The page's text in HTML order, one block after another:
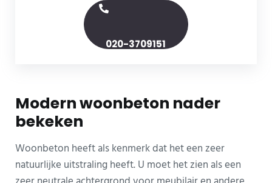
020-3709151
Modern woonbeton nader
bekeken
Woonbeton heeft als kenmerk dat het een zeer
natuurlijke uitstraling heeft. U moet het zien als een